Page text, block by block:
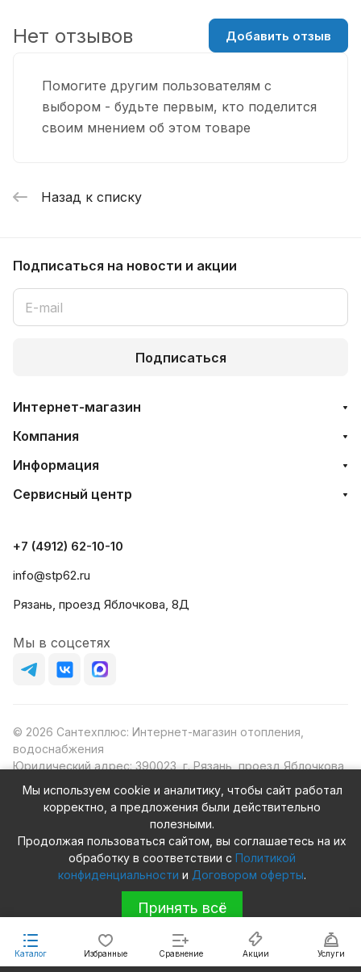
Помогите другим пользователям с
выбором - будьте первым, кто поделится
своим мнением об этом товаре
Нет отзывов Добавить отзыв
Назад к списку
Каталог Избранные Сравнение Акции Услуги
Подписаться на новости и акции
Подписаться
Интернет-магазин
Компания
Информация
Сервисный центр
+7 (4912) 62-10-10
info@stp62.ru
Рязань, проезд Яблочкова, 8Д
Мы в соцсетях
© 2026 Сантехплюс: Интернет-магазин отопления,
водоснабжения
Юридический адрес: 390023, г. Рязань, проезд Яблочкова,
д.8Ж
ИНН/КПП: 6230087631/623001001
ОГРН: 1156230000080
Мы используем cookie и аналитику, чтобы сайт работал
корректно, а предложения были действительно
полезными.
Продолжая пользоваться сайтом, вы соглашаетесь на их
обработку в соответствии с Политикой
конфиденциальности и Договором оферты.
Принять всё
Конфиденциальность Оферта